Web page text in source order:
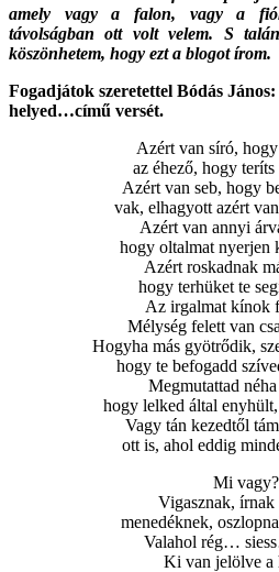
amely vagy a falon, vagy a
távolságban ott volt velem. S
köszönhetem, hogy ezt a blogot írom.
Fogadjátok szeretettel Bódás
helyed…című versét.
Azért van síró,
az éhező, hogy teríts
Azért van seb, hogy
vak, elhagyott azért
Azért van annyi
hogy oltalmat nyerjen
Azért roskadnak
hogy terhüket te
Az irgalmat kínok
Mélység felett van
Hogyha más gyötrődik,
hogy te befogadd
Megmutattad
hogy lelked által
Vagy tán kezedtől
ott is, ahol eddig
Mi vagy?
Vigasznak, írnak
menedéknek,
Valahol rég…
Ki van jelölve a